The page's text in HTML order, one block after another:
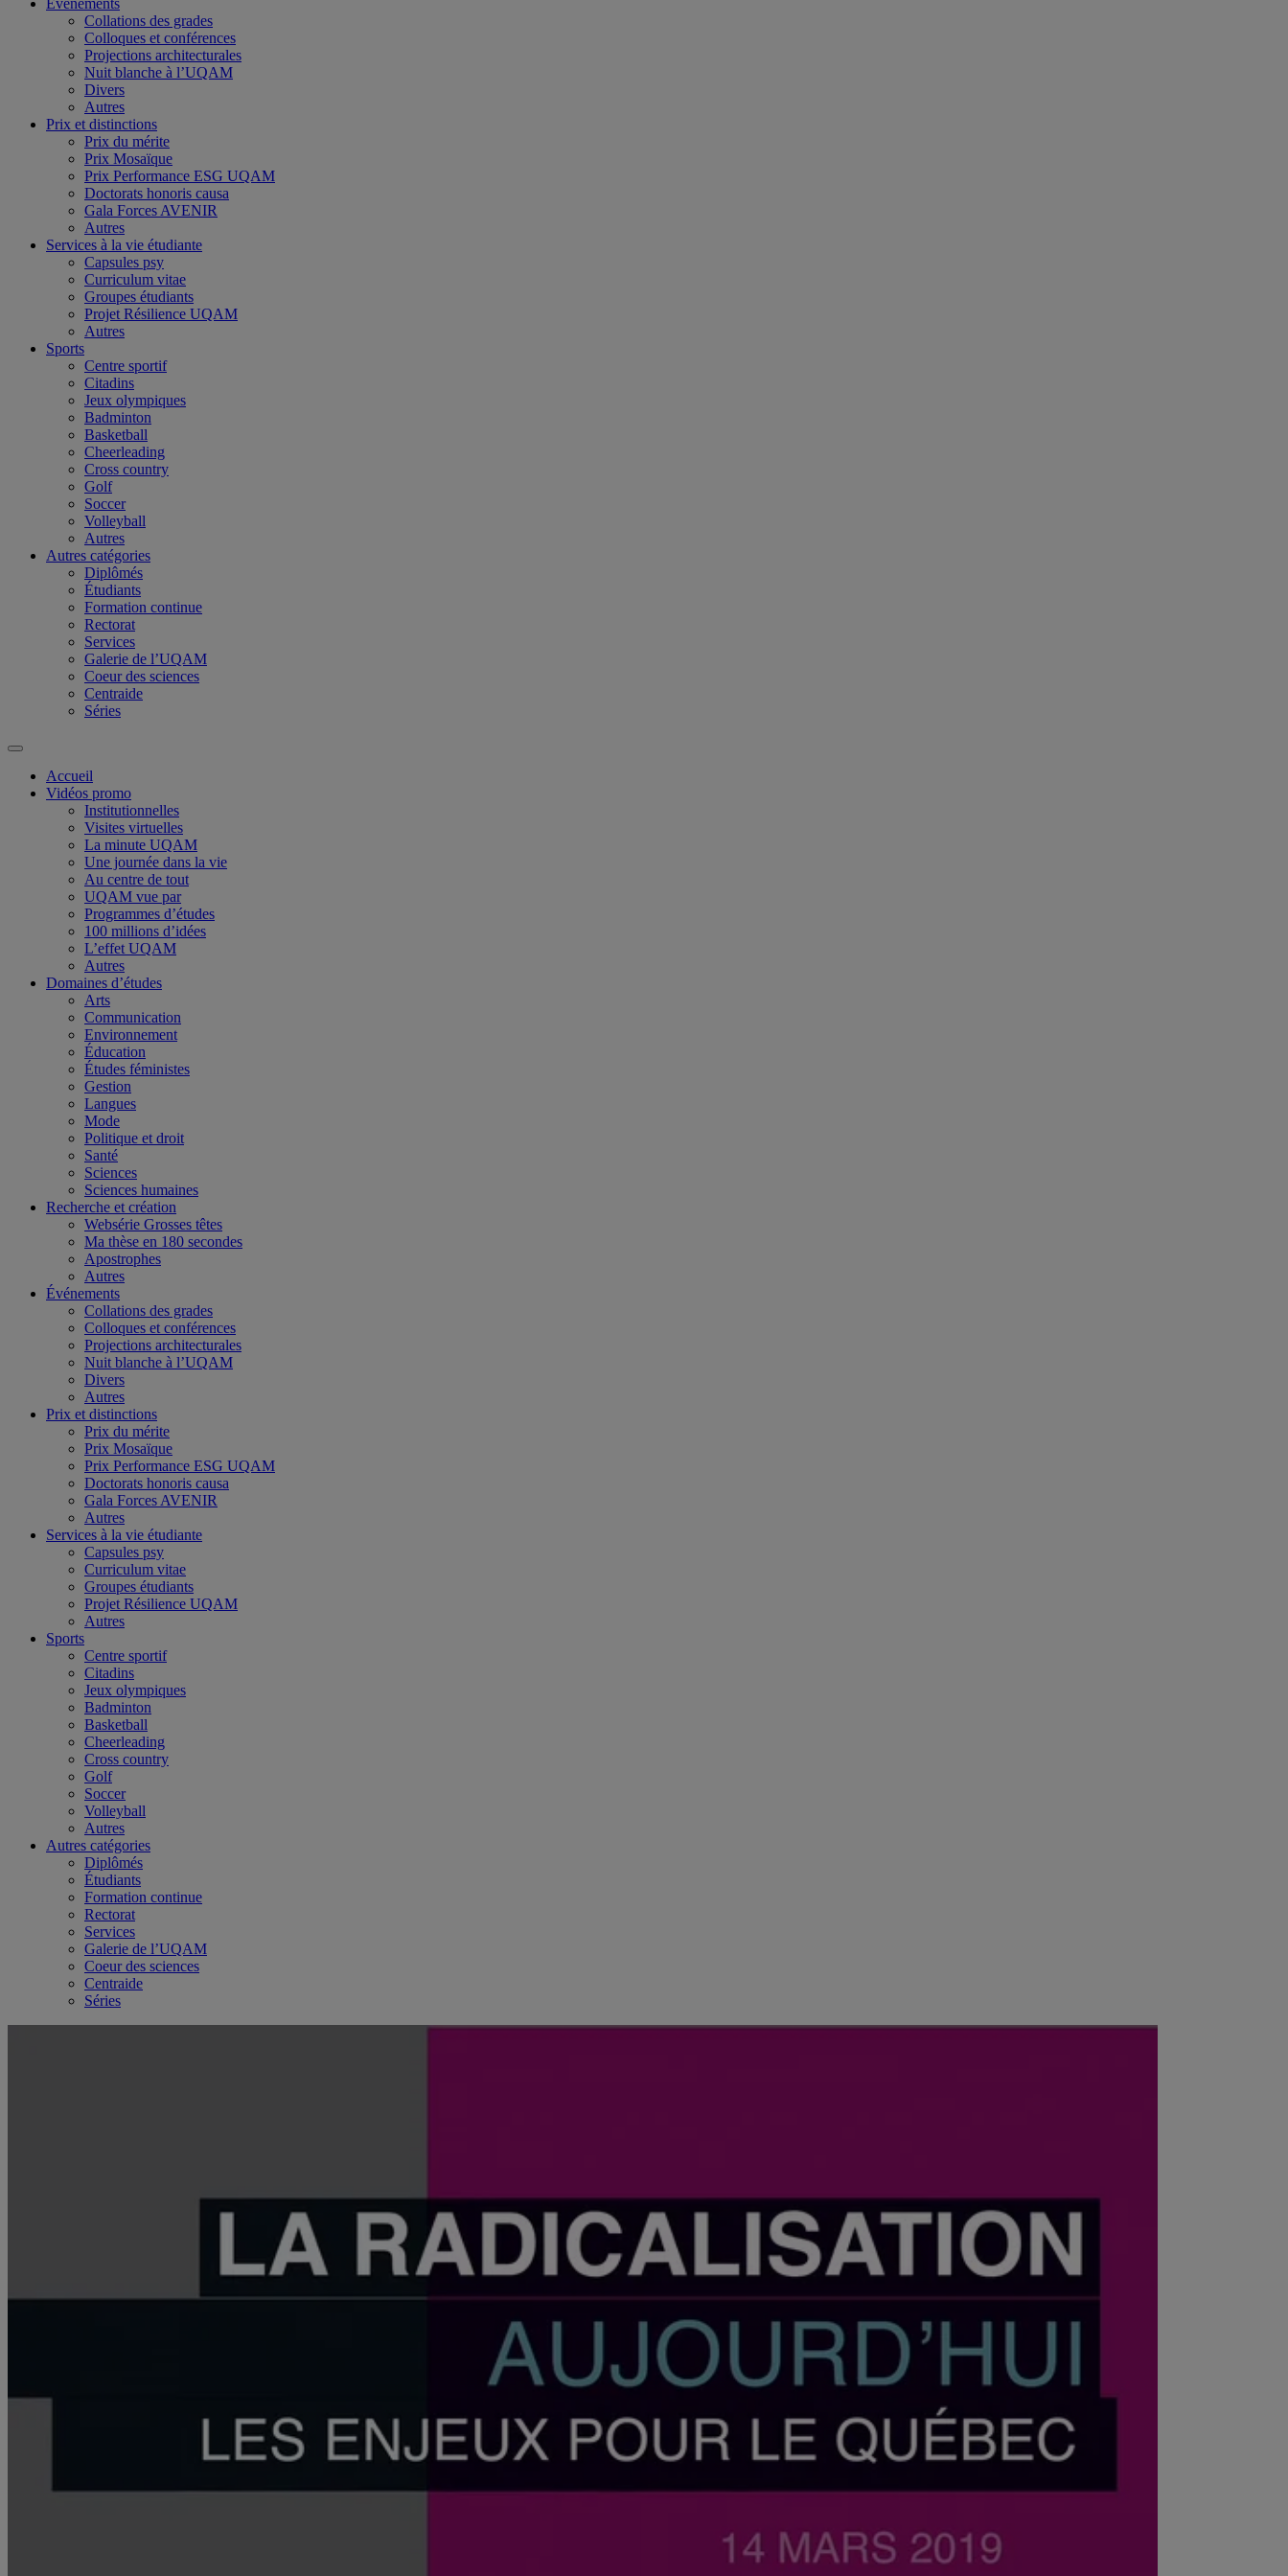
Événements
Collations des grades
Colloques et conférences
Projections architecturales
Nuit blanche à l’UQAM
Divers
Autres
Prix et distinctions
Prix du mérite
Prix Mosaïque
Prix Performance ESG UQAM
Doctorats honoris causa
Gala Forces AVENIR
Autres
Services à la vie étudiante
Capsules psy
Curriculum vitae
Groupes étudiants
Projet Résilience UQAM
Autres
Sports
Centre sportif
Citadins
Jeux olympiques
Badminton
Basketball
Cheerleading
Cross country
Golf
Soccer
Volleyball
Autres
Autres catégories
Diplômés
Étudiants
Formation continue
Rectorat
Services
Galerie de l’UQAM
Coeur des sciences
Centraide
Séries
Accueil
Vidéos promo
Institutionnelles
Visites virtuelles
La minute UQAM
Une journée dans la vie
Au centre de tout
UQAM vue par
Programmes d’études
100 millions d’idées
L’effet UQAM
Autres
Domaines d’études
Arts
Communication
Environnement
Éducation
Études féministes
Gestion
Langues
Mode
Politique et droit
Santé
Sciences
Sciences humaines
Recherche et création
Websérie Grosses têtes
Ma thèse en 180 secondes
Apostrophes
Autres
Événements
Collations des grades
Colloques et conférences
Projections architecturales
Nuit blanche à l’UQAM
Divers
Autres
Prix et distinctions
Prix du mérite
Prix Mosaïque
Prix Performance ESG UQAM
Doctorats honoris causa
Gala Forces AVENIR
Autres
Services à la vie étudiante
Capsules psy
Curriculum vitae
Groupes étudiants
Projet Résilience UQAM
Autres
Sports
Centre sportif
Citadins
Jeux olympiques
Badminton
Basketball
Cheerleading
Cross country
Golf
Soccer
Volleyball
Autres
Autres catégories
Diplômés
Étudiants
Formation continue
Rectorat
Services
Galerie de l’UQAM
Coeur des sciences
Centraide
Séries